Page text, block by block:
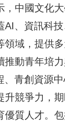
，中國文化
AI、資訊科
領域，提供
推動青年培
、青創資源
升競爭力，
優質人才。